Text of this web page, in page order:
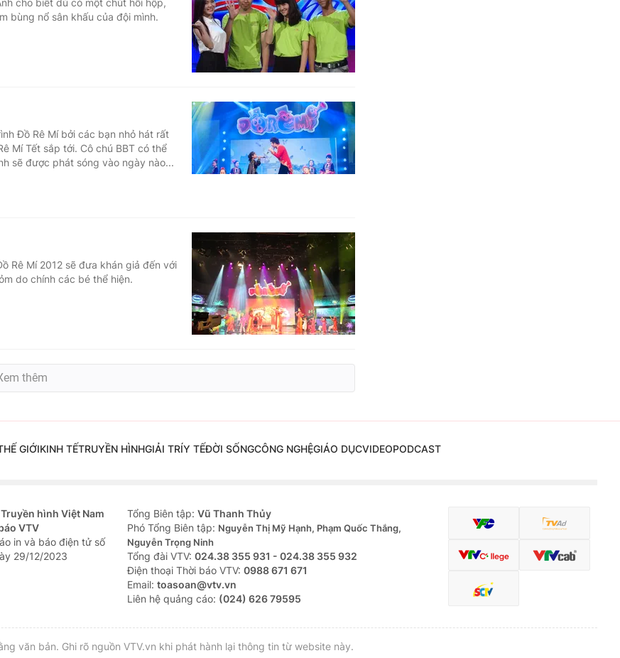
bùng nổ sân khấu của đội mình.
Đồ Rê Mí bởi các bạn nhỏ hát rất
Mí Tết sắp tới. Cô chú BBT có thể
sẽ được phát sóng vào ngày nào...
Rê Mí 2012 sẽ đưa khán giả đến với
do chính các bé thể hiện.
thêm
GIỚIKINH TẾTRUYỀN HÌNHGIẢI TRÍY TẾĐỜI SỐNGCÔNG NGHỆGIÁO DỤCVIDEOPODCAST
hình Việt Nam
VTV
in và báo điện tử số
29/12/2023
Tổng Biên tập: Vũ Thanh Thủy
Phó Tổng Biên tập: Nguyễn Thị Mỹ Hạnh, Phạm Quốc Thắng,
Nguyễn Trọng Ninh
Tổng đài VTV: 024.38 355 931 - 024.38 355 932
Ðiện thoại Thời báo VTV: 0988 671 671
Email: toasoan@vtv.vn
Liên hệ quảng cáo: (024) 626 79595
văn bản. Ghi rõ nguồn VTV.vn khi phát hành lại thông tin từ website này.